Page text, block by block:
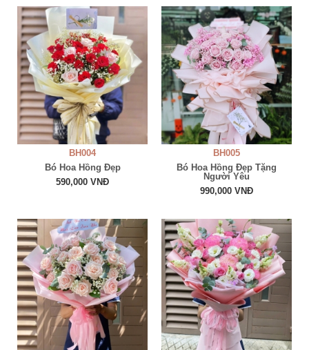
BH004
Bó Hoa Hồng Đẹp
590,000 VNĐ
BH005
Bó Hoa Hồng Đẹp Tặng
Người Yêu
990,000 VNĐ